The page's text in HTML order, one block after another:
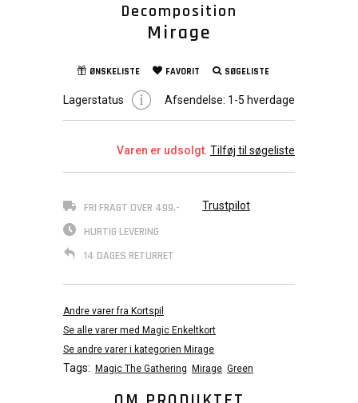
Decomposition
Mirage
ØNSKELISTE FAVORIT SØGELISTE
Lagerstatus Afsendelse: 1-5 hverdage
Varen er udsolgt. Tilføj til søgeliste
FRI FRAGT OVER 499,-
HURTIG LEVERING
14 DAGES RETURRET
Trustpilot
Andre varer fra Kortspil
Se alle varer med Magic Enkeltkort
Se andre varer i kategorien Mirage
Tags: Magic The Gathering Mirage Green